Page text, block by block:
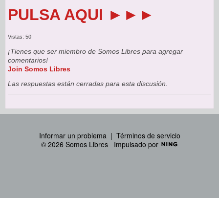
PULSA AQUI ►►►
Vistas: 50
¡Tienes que ser miembro de Somos Libres para agregar
comentarios!
Join Somos Libres
Las respuestas están cerradas para esta discusión.
Informar un problema| Términos de servicio
© 2026 Somos Libres Impulsado por